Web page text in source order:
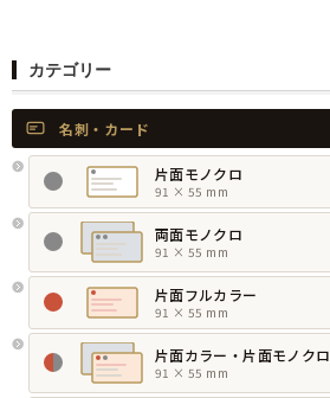
カテゴリー
名刺・カード
片面モノクロ
91 × 55 mm
両面モノクロ
91 × 55 mm
片面フルカラー
91 × 55 mm
片面カラー・片面モノクロ
91 × 55 mm